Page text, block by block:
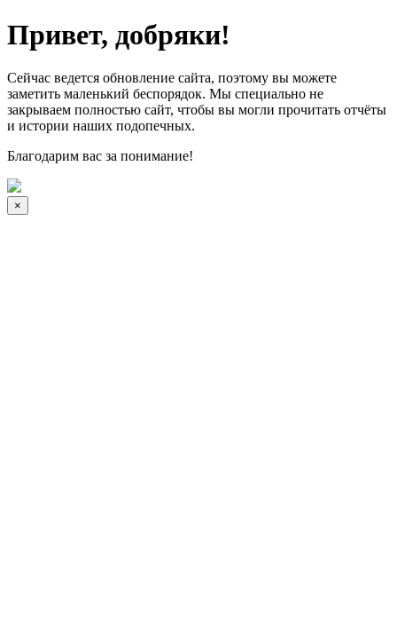
Привет, добряки!
Сейчас ведется обновление сайта, поэтому вы можете
заметить маленький беспорядок. Мы специально не
закрываем полностью сайт, чтобы вы могли прочитать отчёты
и истории наших подопечных.
Благодарим вас за понимание!
×